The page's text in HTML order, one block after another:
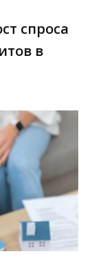
спроса
в